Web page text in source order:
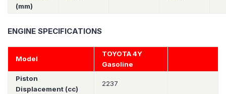
(mm)
ENGINE SPECIFICATIONS
Model
TOYOTA 4Y
Gasoline
Piston
Displacement (cc)
2237